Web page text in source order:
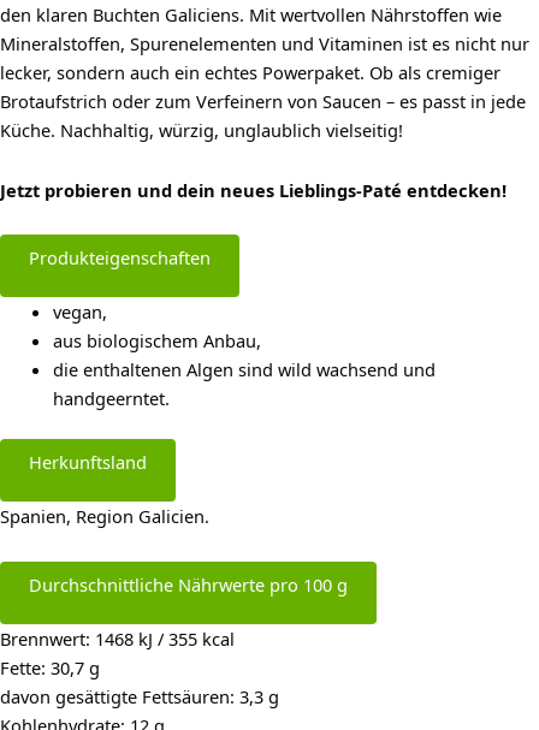
den klaren Buchten Galiciens. Mit wertvollen Nährstoffen wie
Mineralstoffen, Spurenelementen und Vitaminen ist es nicht nur
lecker, sondern auch ein echtes Powerpaket. Ob als cremiger
Brotaufstrich oder zum Verfeinern von Saucen – es passt in jede
Küche. Nachhaltig, würzig, unglaublich vielseitig!
Jetzt probieren und dein neues Lieblings-Paté entdecken!
Produkteigenschaften
vegan,
aus biologischem Anbau,
die enthaltenen Algen sind wild wachsend und
handgeerntet.
Herkunftsland
Spanien, Region Galicien.
Durchschnittliche Nährwerte pro 100 g
Brennwert: 1468 kJ / 355 kcal
Fette: 30,7 g
davon gesättigte Fettsäuren: 3,3 g
Kohlenhydrate: 12 g